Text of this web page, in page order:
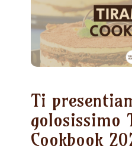
Ti
golosissimo
Cookbook